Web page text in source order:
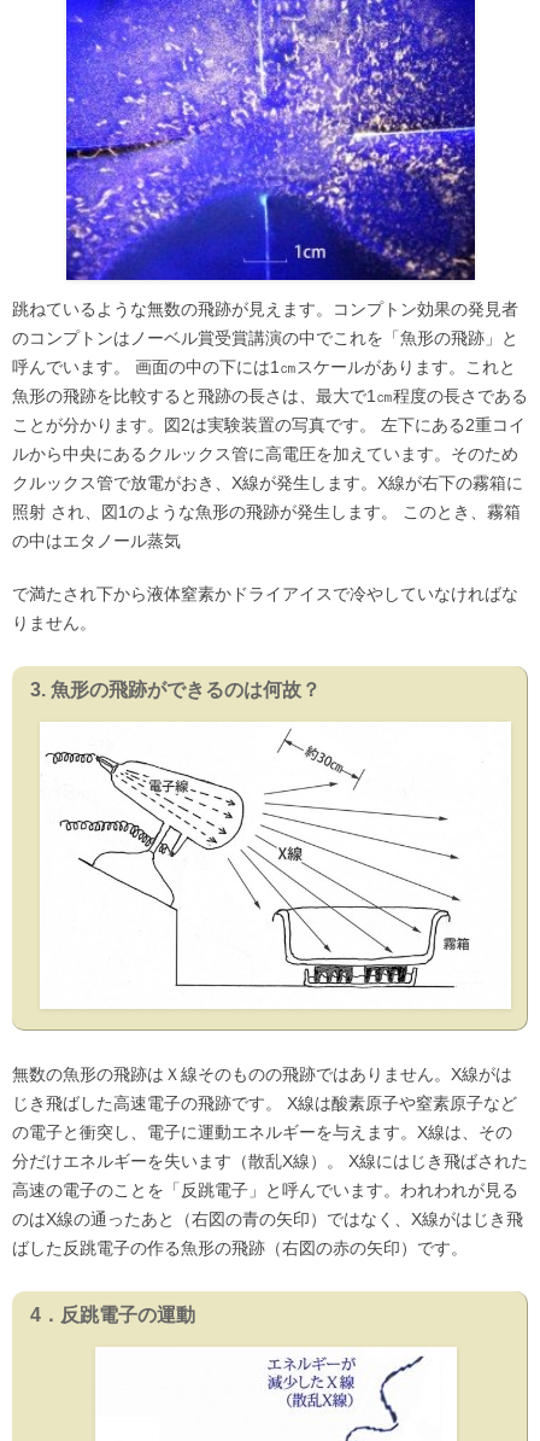
跳ねているような無数の飛跡が見えます。コンプトン効果の発見者
のコンプトンはノーベル賞受賞講演の中でこれを「魚形の飛跡」と
呼んでいます。 画面の中の下には1㎝スケールがあります。これと
魚形の飛跡を比較すると飛跡の長さは、最大で1㎝程度の長さである
ことが分かります。図2は実験装置の写真です。 左下にある2重コイ
ルから中央にあるクルックス管に高電圧を加えています。そのため
クルックス管で放電がおき、X線が発生します。X線が右下の霧箱に
照射 され、図1のような魚形の飛跡が発生します。 このとき、霧箱
の中はエタノール蒸気
で満たされ下から液体窒素かドライアイスで冷やしていなければな
りません。
3. 魚形の飛跡ができるのは何故？
無数の魚形の飛跡はＸ線そのものの飛跡ではありません。X線がは
じき飛ばした高速電子の飛跡です。 X線は酸素原子や窒素原子など
の電子と衝突し、電子に運動エネルギーを与えます。X線は、その
分だけエネルギーを失います（散乱X線）。 X線にはじき飛ばされた
高速の電子のことを「反跳電子」と呼んでいます。われわれが見る
のはX線の通ったあと（右図の青の矢印）ではなく、X線がはじき飛
ばした反跳電子の作る魚形の飛跡（右図の赤の矢印）です。
4．反跳電子の運動